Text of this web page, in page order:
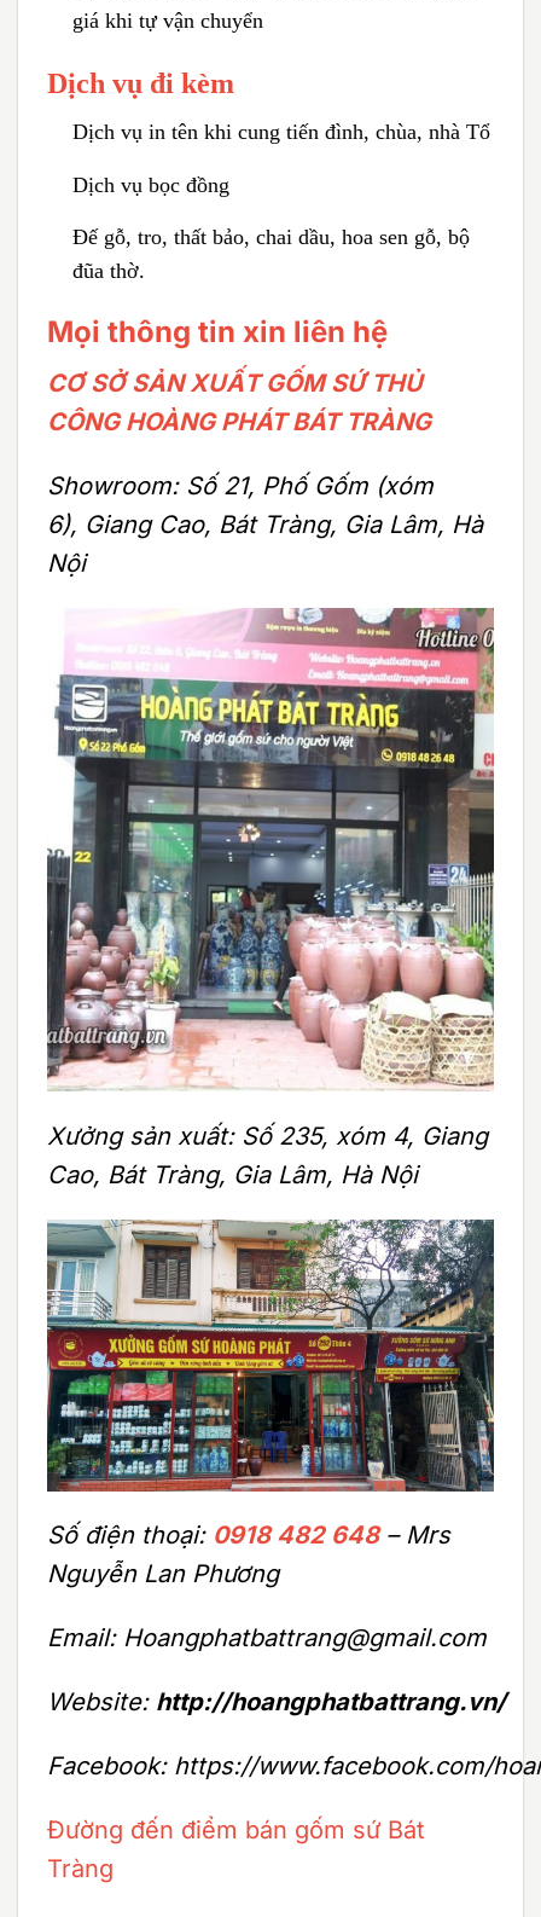
giá khi tự vận chuyển
Dịch vụ đi kèm
Dịch vụ in tên khi cung tiến đình, chùa, nhà Tổ
Dịch vụ bọc đồng
Đế gỗ, tro, thất bảo, chai dầu, hoa sen gỗ, bộ
đũa thờ.
Mọi thông tin xin liên hệ
CƠ SỞ SẢN XUẤT GỐM SỨ THỦ
CÔNG HOÀNG PHÁT BÁT TRÀNG
Showroom: Số 21, Phố Gốm (xóm
6), Giang Cao, Bát Tràng, Gia Lâm, Hà
Nội
Xưởng sản xuất: Số 235, xóm 4, Giang
Cao, Bát Tràng, Gia Lâm, Hà Nội
Số điện thoại: 0918 482 648– Mrs
Nguyễn Lan Phương
Email: Hoangphatbattrang@gmail.com
Website: http://hoangphatbattrang.vn/
Facebook: https://www.facebook.com/
Đường đến điểm bán gốm sứ Bát
Tràng